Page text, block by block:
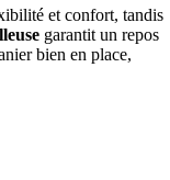
et confort, tandis
garantit un repos
bien en place,